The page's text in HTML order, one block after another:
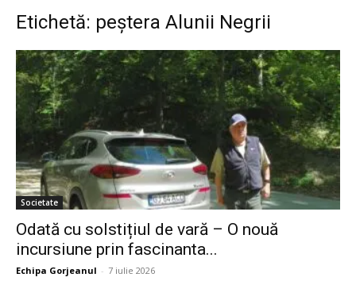
Etichetă: peştera Alunii Negrii
Societate
Odată cu solstițiul de vară – O nouă
incursiune prin fascinanta...
Echipa Gorjeanul - 7 iulie 2026